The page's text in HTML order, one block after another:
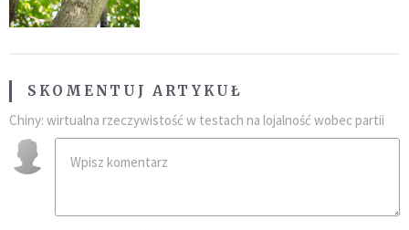
SKOMENTUJ ARTYKUŁ
Chiny: wirtualna rzeczywistość w testach na lojalność wobec partii